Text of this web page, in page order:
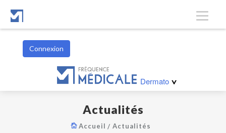
Connexion
Dermato>
Actualités
Accueil Actualités